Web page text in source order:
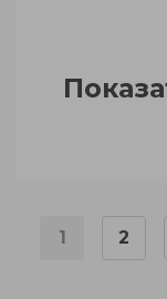
1 2